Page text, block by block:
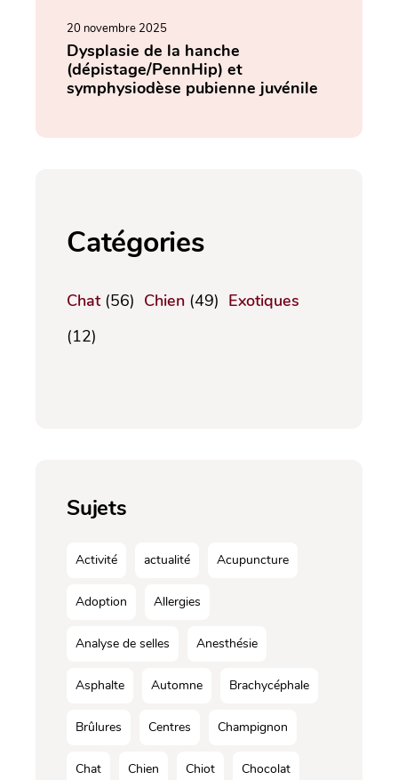
20 novembre 2025
Dysplasie de la hanche
(dépistage/PennHip) et
symphysiodèse pubienne juvénile
Catégories
Chat(56) Chien (49) Exotiques
(12)
Sujets
Activité actualité Acupuncture
Adoption Allergies
Analyse de selles Anesthésie
Asphalte Automne Brachycéphale
Brûlures Centres Champignon
Chat Chien Chiot Chocolat